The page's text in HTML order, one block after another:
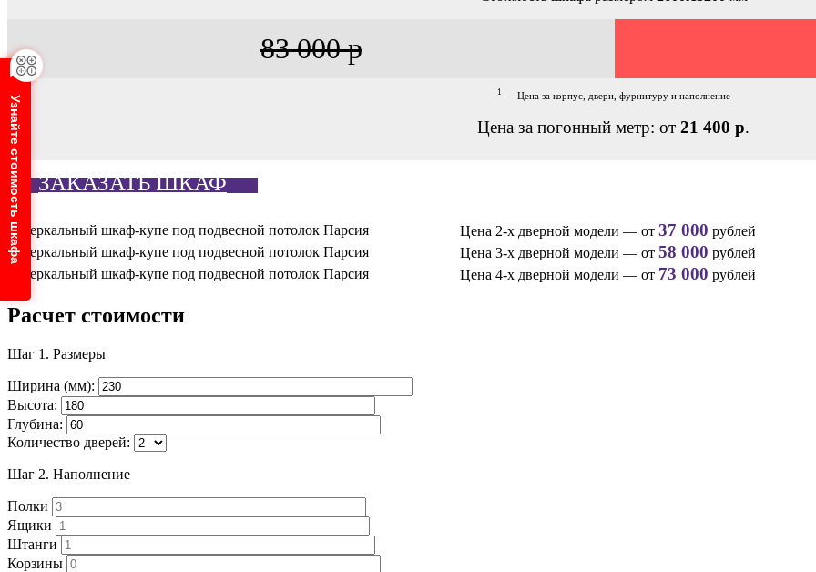
83 000 р
1 — Цена за корпус, двери, фурнитуру и наполнение
Цена за погонный метр: от 21 400 р.
ЗАКАЗАТЬ ШКАФ
Цена 2-х дверной модели — от 37 000 рублей
Цена 3-х дверной модели — от 58 000 рублей
Цена 4-х дверной модели — от 73 000 рублей
Расчет стоимости
Шаг 1. Размеры
Ширина (мм):
Высота:
Глубина:
Количество дверей:
Шаг 2. Наполнение
Полки
Ящики
Штанги
Корзины
Узнайте стоимость шкафа